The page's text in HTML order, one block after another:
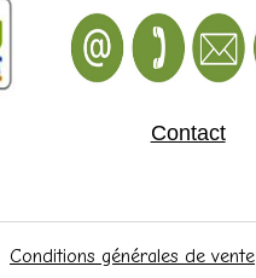
Contact
Conditions générales de vente